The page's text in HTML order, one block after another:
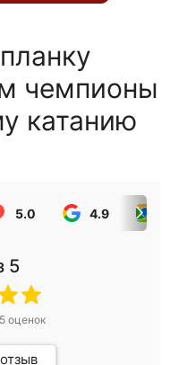
чемпионы
катанию
5.0 4.9
5
оценок